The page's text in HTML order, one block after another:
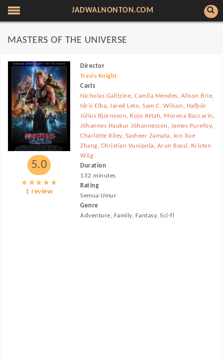
JADWALNONTON.COM
MASTERS OF THE UNIVERSE
5.0
1 review
Director
Travis Knight
Casts
Nicholas Galitzine,Camila Mendes, Alison Brie,
Idris Elba,Jared Leto,Sam C. Wilson , Hafþór
Júlíus Björnsson,Kojo Attah, Morena Baccarin ,
Jóhannes Haukur Jóhannesson , James Purefoy,
Charlotte Riley, Sasheer Zamata, Jon Xue
Zhang, Christian Vunipola, Arun Bassi, Kristen
Wiig
Duration
132 minutes
Rating
Semua Umur
Genre
Adventure, Family, Fantasy, Sci-fi